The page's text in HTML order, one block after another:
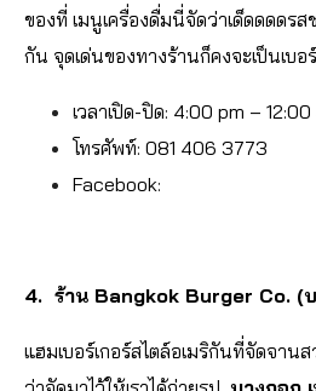
ของที่ เมนูเครื่องดื่มนี่จัดว่าเด็ดดดดรส
กัน จุดเด่นของทางร้านก็คงจะเป็นเบอ
เวลาเปิด-ปิด: 4:00 pm – 12:00
โทรศัพท์: 081 406 3773
Facebook:
4. ร้าน Bangkok Burger Co. (บ
แฮมเบอร์เกอร์สไตล์อเมริกันที่จัดจาน